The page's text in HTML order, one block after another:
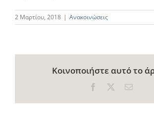
2 Μαρτίου, 2018 | Ανακοινώσεις
Κοινοποιήστε αυτό το
Facebook Email